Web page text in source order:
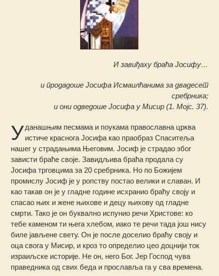
И завиђаху браћа Јосифу…
и продадоше Јосифа Исмаилћанима за двадесет
сребрника;
и они одведоше Јосифа у Мисир (1. Мојс. 37).
Уданашњим песмама и поукама православна црква
истиче краснога Јосифа као праобраз Спаситеља
нашег у страдањима Његовим. Јосиф је страдао због
зависти браће своје. Завидљива браћа продала су
Јосифа трговцима за 20 сребрника. Но по Божијем
промислу Јосиф је у ропству постао велики и славан. И
као такав он је у гладне године исхранио браћу своју и
спасао њих и жене њихове и децу њихову од гладне
смрти. Тако је он буквално испунио речи Христове: ко
тебе каменом ти њега хлебом, иако те речи тада још нису
биле јављене свету. Он је после доселио браћу своју и
оца свога у Мисир, и кроз то определио цео доцнији ток
израиљске историје. Не он, него Бог. Јер Господ чува
праведника од свих беда и прославља га у сва времена.